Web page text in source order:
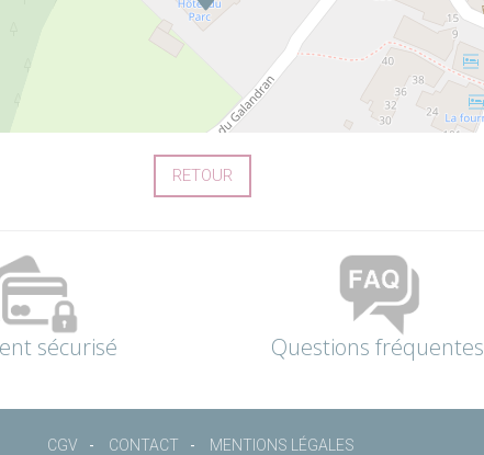
RETOUR
sécurisé Questions fréquentes
CGV CONTACT MENTIONS LÉGALES